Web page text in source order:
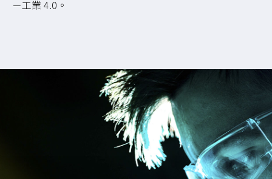
－工業 4.0。